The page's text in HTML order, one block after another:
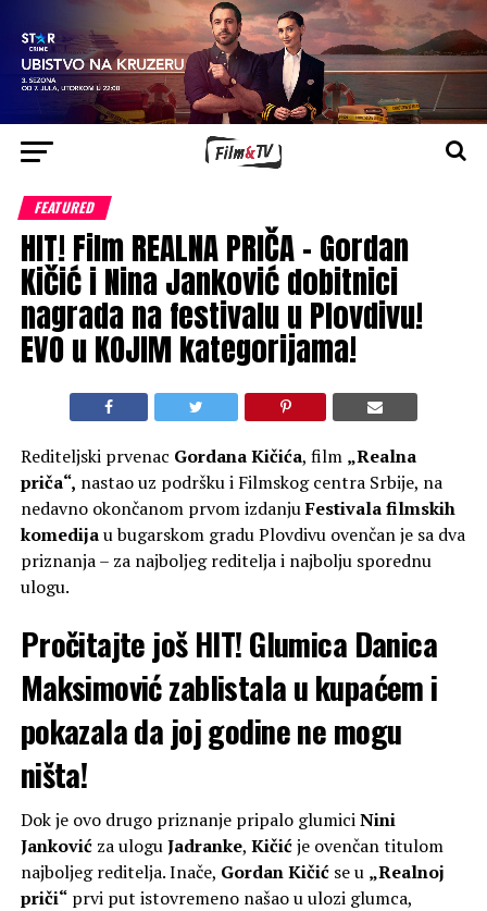
FEATURED
HIT! Film REALNA PRIČA – Gordan
Kičić i Nina Janković dobitnici
nagrada na festivalu u Plovdivu!
EVO u KOJIM kategorijama!
Rediteljski prvenac Gordana Kičića, film „Realna
priča“, nastao uz podršku i Filmskog centra Srbije, na
nedavno okončanom prvom izdanjuFestivala filmskih
komedijau bugarskom gradu Plovdivu ovenčan je sa dva
priznanja – za najboljeg reditelja i najbolju sporednu
ulogu.
Pročitajte jošHIT! Glumica Danica
Maksimović zablistala u kupaćem i
pokazala da joj godine ne mogu
ništa!
Dok je ovo drugo priznanje pripalo glumiciNini
Jankovićza uloguJadranke, Kičićje ovenčan titulom
najboljeg reditelja. Inače, Gordan Kičićse u „Realnoj
priči“prvi put istovremeno našao u ulozi glumca,